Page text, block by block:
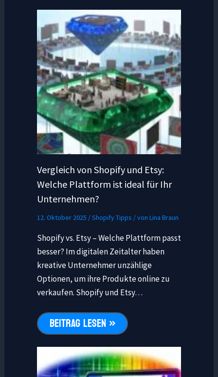
Vergleich von Shopify und Etsy:
Welche Plattform ist ideal für Ihr
Unternehmen?
12. Oktober 2025 /Shopify Tipps / von Lina Braun
Shopify vs. Etsy – Welche Plattform passt
besser? Im digitalen Zeitalter haben
kreative Unternehmer unzählige
Optionen, um ihre Produkte online zu
verkaufen. Shopify und Etsy…
BEITRAG LESEN »